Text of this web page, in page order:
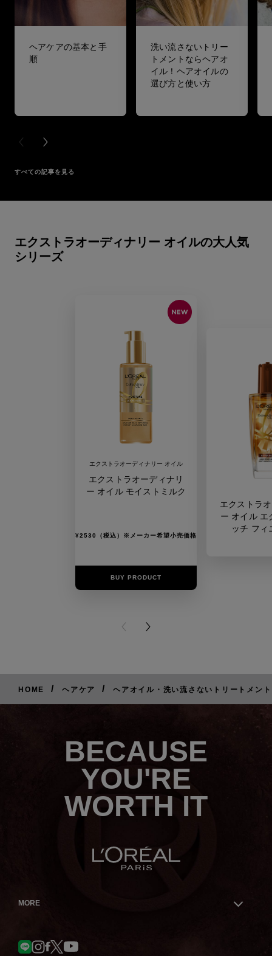
ヘアケアの基本と手
順
洗い流さないトリー
トメントならヘアオ
イル！ヘアオイルの
選び方と使い方
PREVIOUS CARD
NEXT CARD
すべての記事を見る
エクストラオーディナリー オイルの大人気
シリーズ
エクストラオーディナリー オイル
エクストラオーディナリ
ー オイル モイストミルク
¥2530（税込）※メーカー希望小売価格
BUY PRODUCT
エクストラ
ー オイル エ
ッチ フィ
PREVIOUS CARD
NEXT CARD
HOME / ヘアケア / ヘアオイル・洗い流さないトリートメント
BECAUSE
YOU'RE
WORTH IT
MORE